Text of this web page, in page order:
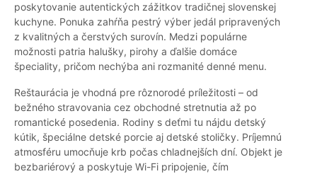
poskytovanie autentických zážitkov tradičnej slovenskej
kuchyne. Ponuka zahŕňa pestrý výber jedál pripravených
z kvalitných a čerstvých surovín. Medzi populárne
možnosti patria halušky, pirohy a ďalšie domáce
špeciality, pričom nechýba ani rozmanité denné menu.
Reštaurácia je vhodná pre rôznorodé príležitosti – od
bežného stravovania cez obchodné stretnutia až po
romantické posedenia. Rodiny s deťmi tu nájdu detský
kútik, špeciálne detské porcie aj detské stoličky. Príjemnú
atmosféru umocňuje krb počas chladnejších dní. Objekt je
bezbariérový a poskytuje Wi-Fi pripojenie, čím